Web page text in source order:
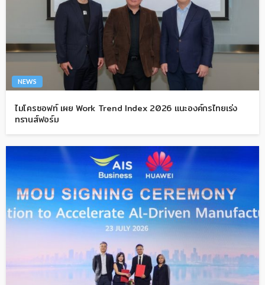
NEWS
ไมโครซอฟท์ เผย Work Trend Index 2026 แนะองค์กรไทยเร่ง
ทรานส์ฟอร์ม